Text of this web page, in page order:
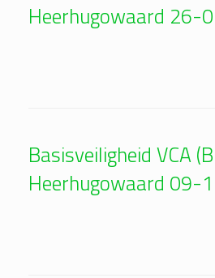
Heerhugowaard 26-
Basisveiligheid VCA
Heerhugowaard 09-